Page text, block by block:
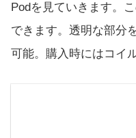
Podを見ていきます。
できます。透明な部分
可能。購入時にはコイ